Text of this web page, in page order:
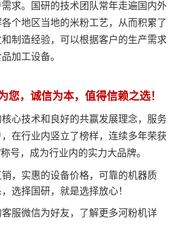
求。国研的技术团队常年走遍国内外
个地区当地的米粉工艺，从而积累了
制造经验，可以根据客户的生产需求
加工设备。
您，诚信为本，值得信赖之选！
心技术和良好的共赢发展理念，服务
在行业内竖立了榜样，连续多年荣获
号，成为行业内的实力大品牌。
，实惠的设备价格，可靠的机器质
选择国研，就是选择放心！
服微信为好友，了解更多河粉机详